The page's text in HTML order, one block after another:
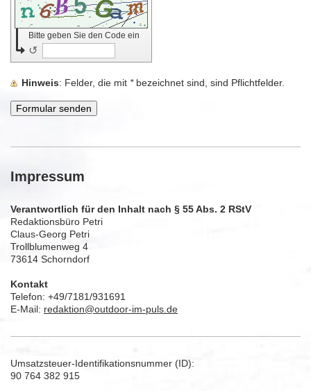
Bitte geben Sie den Code ein
↺
Hinweis : Felder, die mit *bezeichnet sind, sind Pflichtfelder.
Impressum
Verantwortlich für den Inhalt nach § 55 Abs. 2 RStV
Redaktionsbüro Petri
Claus-Georg Petri
Trollblumenweg 4
73614 Schorndorf
Kontakt
Telefon: +49/7181/931691
E-Mail: redaktion@outdoor-im-puls.de
Umsatzsteuer-Identifikationsnummer (ID):
90 764 382 915